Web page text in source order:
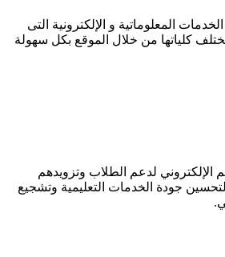
المعلوماتية و الإلكترونية التى
كلياتها من خلال الموقع بكل سهولة
الإلكتروني لدعم الطلاب وتزويدهم
لتحسين جودة الخدمات التعليمية وتشجيع